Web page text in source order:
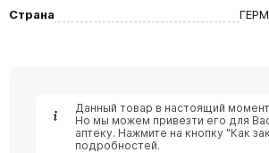
Страна
Данный товар в настоящий
Но мы можем привезти его для
аптеку. Нажмите на кнопку "Как
подробностей.